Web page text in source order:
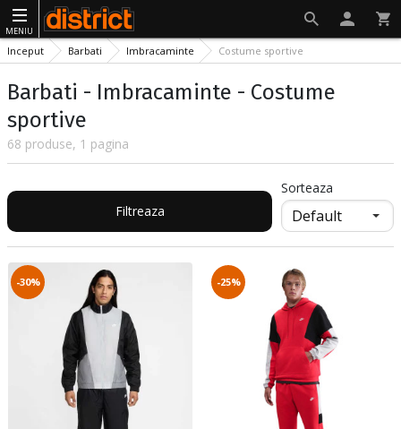
MENIU
Inceput Barbati Imbracaminte Costume sportive
Barbati - Imbracaminte - Costume
sportive
68 produse, 1 pagina
Filtreaza
Sorteaza
-30% -25%